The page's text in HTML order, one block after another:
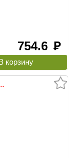
754.6 руб